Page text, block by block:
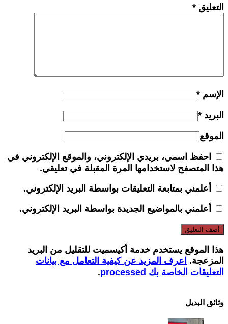
التعليق *
الإسم *
البريد *
الموقع
احفظ اسمي، بريدي الإلكتروني، والموقع الإلكتروني في
هذا المتصفح لاستخدامها المرة المقبلة في تعليقي.
أعلمني بمتابعة التعليقات بواسطة البريد الإلكتروني.
أعلمني بالمواضيع الجديدة بواسطة البريد الإلكتروني.
هذا الموقع يستخدم خدمة أكيسميت للتقليل من البريد
المزعجة. اعرف المزيد عن كيفية التعامل مع بيانات
التعليقات الخاصة بك processed
.
وثائق البدیل